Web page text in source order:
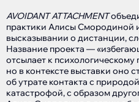
AVOIDANT ATTACHMENT
практики Алисы Смородиной
высказывании о дистанции,
Название проекта —
отсылает к психологическому
но в контексте выставки оно
об утрате контакта с
катастрофой, с образом